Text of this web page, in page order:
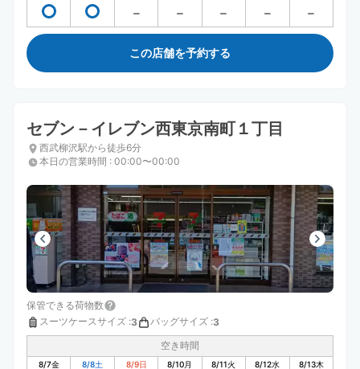
この店舗を予約する
セブン－イレブン西東京南町１丁目
西武柳沢駅から徒歩6分
本日の営業時間 : 00:00〜00:00
保管できる荷物数
スーツケースサイズ :3 バッグサイズ :3
空き時間
8/7金 8/8土 8/9日 8/10月 8/11火 8/12水 8/13木